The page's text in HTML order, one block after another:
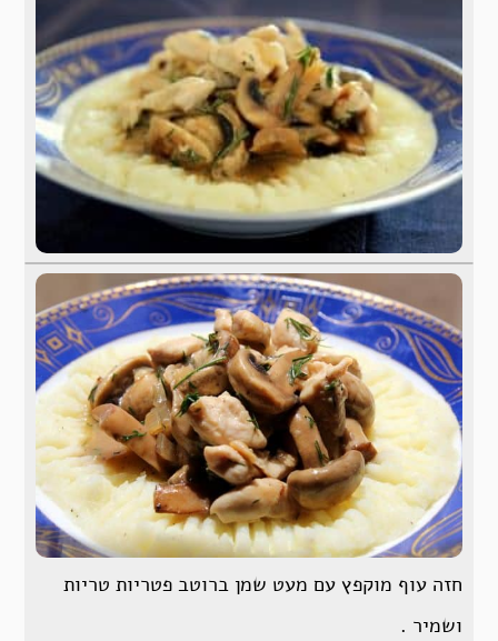
חזה עוף מוקפץ עם מעט שמן ברוטב פטריות טריות
ושמיר .